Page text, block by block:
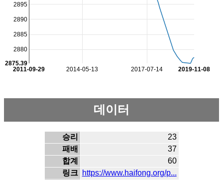
2014-05-13 2017-07-14
2011-09-29 2019-11-08
2880
2885
2890
2895
2875.39
데이터
승리
23
패배
37
합계
60
링크 https://www.haifong.org/p...